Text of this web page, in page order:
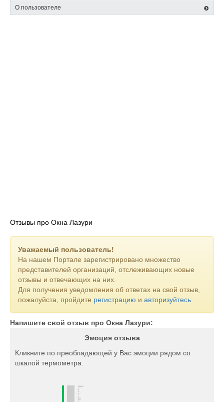
О пользователе
Отзывы про Окна Лазури
Уважаемый пользователь!
На нашем Портале зарегистрировано множество
представителей организаций, отслеживающих новые
отзывы и отвечающих на них.
Для получения уведомления об ответах на свой отзыв,
пожалуйста, пройдите регистрацию и авторизуйтесь
Напишите свой отзыв про Окна Лазури:
Эмоция отзыва
Кликните по преобладающей у Вас эмоции рядом со
шкалой термометра.